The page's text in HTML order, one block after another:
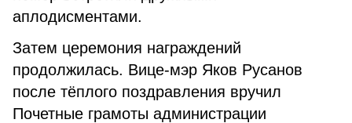
аплодисментами.
Затем церемония награждений
продолжилась. Вице-мэр Яков Русанов
после тёплого поздравления вручил
Почетные грамоты администрации